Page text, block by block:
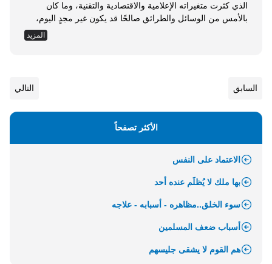
الذي كثرت متغيراته الإعلامية والاقتصادية والتقنية، وما كان
بالأمس من الوسائل والطرائق صالحًا قد يكون غير مجدٍ اليوم،
فقد تعددت صور الفساد، وأصبح أهل الشر والزيغ يبتكرون في
طرائق الترويج لمنكراتهم؛ بل ويقدمون الدراسات التي تعزز من
المزيد
السابق التالي
الأكثر تصفحاً
الاعتماد على النفس
بها ملك لا يُظلَم عنده أحد
سوء الخلق..مظاهره - أسبابه - علاجه
أسباب ضعف المسلمين
هم القوم لا يشقى جليسهم